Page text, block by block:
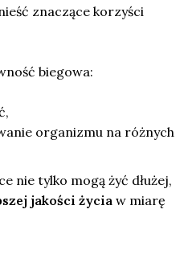
znaczące korzyści
biegowa:
organizmu na różnych
nie tylko mogą żyć dłużej,
jakości życia w miarę